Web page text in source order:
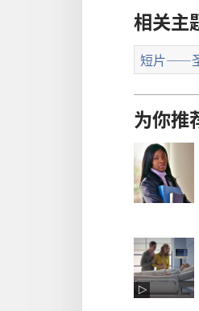
相关主
短片——
为你推